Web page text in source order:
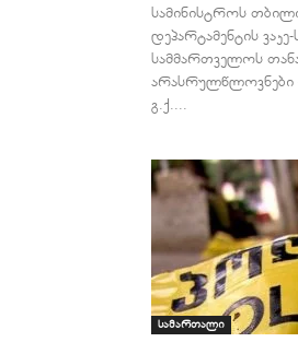
სამინისტროს
დეპარტამენტის
სამმართველოს
არასრულწლოვნები
გ.ქ....
სამართალი